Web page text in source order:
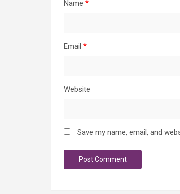
Name *
Email *
Website
Save my name, email, and